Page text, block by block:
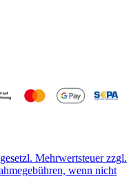
Mehrwertsteuer zzgl.
wenn nicht